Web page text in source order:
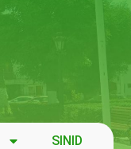
SINID